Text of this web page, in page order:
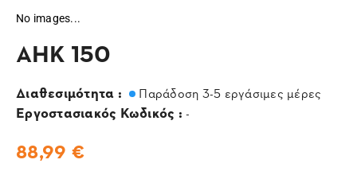
No images...
ΑΗΚ 150
Διαθεσιμότητα : Παράδοση 3-5 εργάσιμες μέρες
Εργοστασιακός Κωδικός : -
88,99 €